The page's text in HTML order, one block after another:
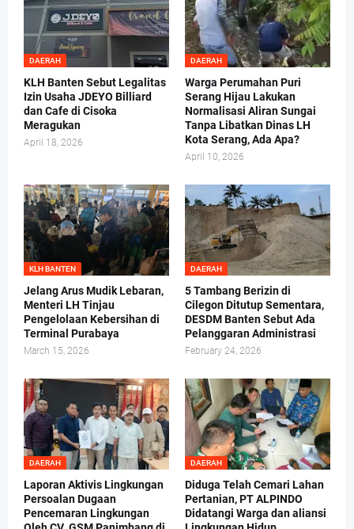
DAERAH
KLH Banten Sebut Legalitas
Izin Usaha JDEYO Billiard
dan Cafe di Cisoka
Meragukan
April 18, 2026
DAERAH
Warga Perumahan Puri
Serang Hijau Lakukan
Normalisasi Aliran Sungai
Tanpa Libatkan Dinas LH
Kota Serang, Ada Apa?
April 10, 2026
KLH BANTEN
Jelang Arus Mudik Lebaran,
Menteri LH Tinjau
Pengelolaan Kebersihan di
Terminal Purabaya
March 15, 2026
DAERAH
5 Tambang Berizin di
Cilegon Ditutup Sementara,
DESDM Banten Sebut Ada
Pelanggaran Administrasi
February 24, 2026
DAERAH
Laporan Aktivis Lingkungan
Persoalan Dugaan
Pencemaran Lingkungan
DAERAH
Diduga Telah Cemari Lahan
Pertanian, PT ALPINDO
Didatangi Warga dan aliansi